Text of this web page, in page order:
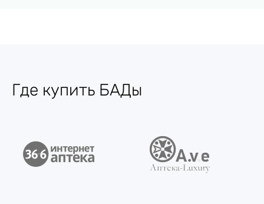
Где купить БАДы